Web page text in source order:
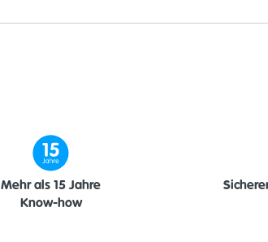
Mehr als 15 Jahre
Know-how